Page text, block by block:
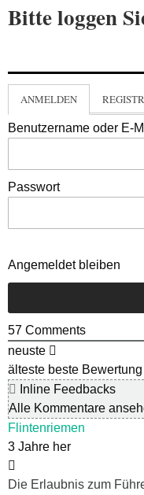
Bitte loggen
ANMELDEN
Benutzername oder E-
Passwort
Angemeldet bleiben
57 Comments
neuste
älteste beste Bewertung
Inline Feedbacks
Alle Kommentare
Flintenriemen
3 Jahre her
Die Erlaubnis zum